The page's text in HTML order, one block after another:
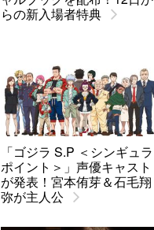
らの新入場者特典
「ゴジラ S.P ＜シンギュラ
ポイント＞」声優キャスト
が発表！宮本侑芽＆石毛翔
弥が主人公